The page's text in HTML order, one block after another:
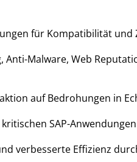
für Kompatibilität und
Anti-Malware, Web
auf Bedrohungen in
SAP-
verbesserte Effizienz